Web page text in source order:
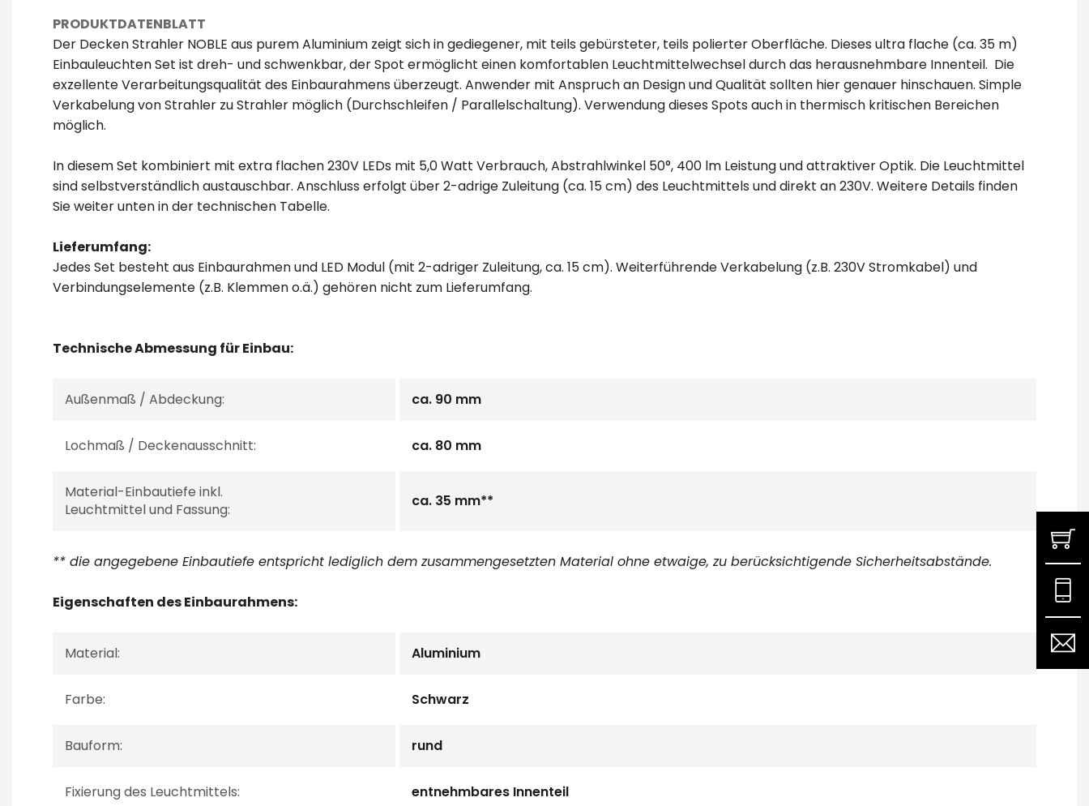
PRODUKTDATENBLATT
Der Decken Strahler NOBLE aus purem Aluminium zeigt sich in gediegener, mit teils gebürsteter, teils polierter Oberfläche. Dieses ultra flache (ca. 35 m)
Einbauleuchten Set ist dreh- und schwenkbar, der Spot ermöglicht einen komfortablen Leuchtmittelwechsel durch das herausnehmbare Innenteil. Die
exzellente Verarbeitungsqualität des Einbaurahmens überzeugt. Anwender mit Anspruch an Design und Qualität sollten hier genauer hinschauen. Simple
Verkabelung von Strahler zu Strahler möglich (Durchschleifen / Parallelschaltung). Verwendung dieses Spots auch in thermisch kritischen Bereichen
möglich.
In diesem Set kombiniert mit extra flachen 230V LEDs mit 5,0 Watt Verbrauch, Abstrahlwinkel 50°, 400 lm Leistung und attraktiver Optik. Die Leuchtmittel
sind selbstverständlich austauschbar. Anschluss erfolgt über 2-adrige Zuleitung (ca. 15 cm) des Leuchtmittels und direkt an 230V. Weitere Details finden
Sie weiter unten in der technischen Tabelle.
Lieferumfang:
Jedes Set besteht aus Einbaurahmen und LED Modul (mit 2-adriger Zuleitung, ca. 15 cm). Weiterführende Verkabelung (z.B. 230V Stromkabel) und
Verbindungselemente (z.B. Klemmen o.ä.) gehören nicht zum Lieferumfang.
Technische Abmessung für Einbau:
Außenmaß / Abdeckung: ca. 90 mm
Lochmaß / Deckenausschnitt: ca. 80 mm
Material-Einbautiefe inkl.
Leuchtmittel und Fassung:
ca. 35 mm**
** die angegebene Einbautiefe entspricht lediglich dem zusammengesetzten Material ohne etwaige, zu berücksichtigende Sicherheitsabstände.
Eigenschaften des Einbaurahmens:
Material: Aluminium
Farbe: Schwarz
Bauform: rund
Fixierung des Leuchtmittels: entnehmbares Innenteil